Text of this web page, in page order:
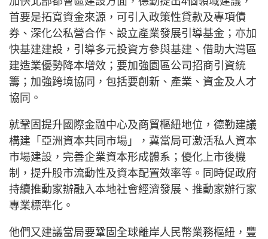
首要是拓寬資金來源，可引入政策性貸款及專項債
券、深化公私營合作、設立產業發展引導基金；亦加
快基建建設，引導多元投資方參與基建、借助大灣區
建造業優勢降本增效；要加強園區公司招商引資統
籌；加強跨境協同，包括要創新、產業、資金及人才
協同。
就鞏固提升國際金融中心及商貿樞紐地位，德勤建議
構建「亞洲資本共同市場」，冀當局可激活私人資本
市場建設，完善企業資本形成體系；優化上市後機
制，提升股市流動性及資本配置效率等。同時促政府
持續推動家辦融入本地社會經濟發展、推動家辦行家
專業標準化。
他們又建議當局要鞏固全球離岸人民幣業務樞紐，豐